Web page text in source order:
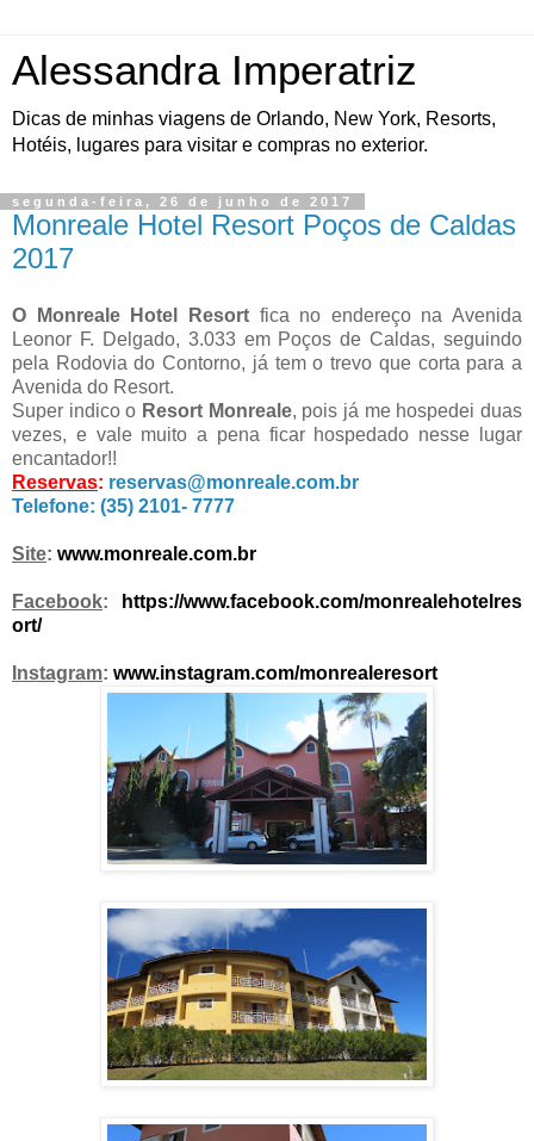
Alessandra Imperatriz
Dicas de minhas viagens de Orlando, New York, Resorts,
Hotéis, lugares para visitar e compras no exterior.
segunda-feira, 26 de junho de 2017
Monreale Hotel Resort Poços de Caldas
2017
O Monreale Hotel Resortfica no endereço na Avenida
Leonor F. Delgado, 3.033 em Poços de Caldas, seguindo
pela Rodovia do Contorno, já tem o trevo que corta para a
Avenida do Resort.
Super indico o Resort Monreale, pois já me hospedei duas
vezes, e vale muito a pena ficar hospedado nesse lugar
encantador!!
Reservas: reservas@monreale.com.br
Telefone: (35) 2101- 7777
Site: www.monreale.com.br
Facebook:
https://www.facebook.com/monrealehotelres
ort/
Instagram: www.instagram.com/monrealeresort